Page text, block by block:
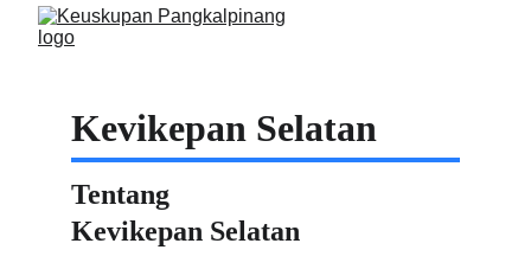
Kevikepan Selatan
Tentang
Kevikepan Selatan